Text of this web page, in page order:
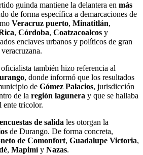
guinda mantiene la delantera en más
de forma específica a demarcaciones de
Veracruz puerto, Minatitlán,
, Córdoba, Coatzacoalcos y
enclaves urbanos y políticos de gran
también hizo referencia al
, donde informó que los resultados
de Gómez Palacios, jurisdicción
de la región lagunera y que se hallaba
ente tricolor.
encuestas de salida les otorgan la
de Durango. De forma concreta,
de Comonfort, Guadalupe Victoria,
, Mapimíy Nazas.